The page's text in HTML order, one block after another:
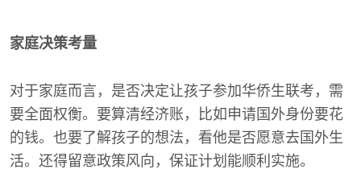
家庭决策考量
对于家庭而言，是否决定让孩子参加华侨生联考，需
要全面权衡。要算清经济账，比如申请国外身份要花
的钱。也要了解孩子的想法，看他是否愿意去国外生
活。还得留意政策风向，保证计划能顺利实施。